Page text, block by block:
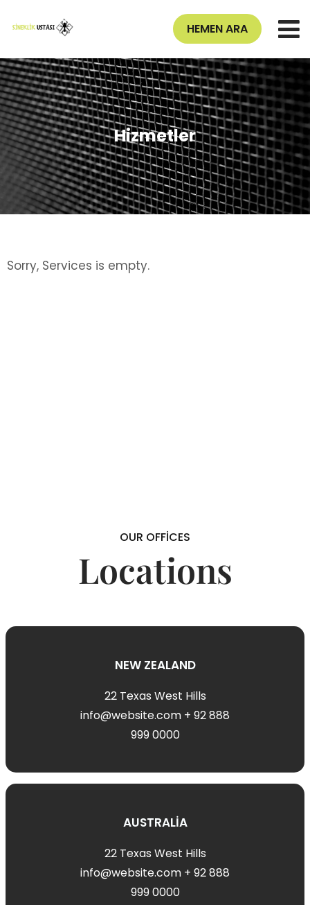
HEMEN ARA
Hizmetler
Sorry, Services is empty.
OUR OFFICES
Locations
NEW ZEALAND
22 Texas West Hills
info@website.com + 92 888
999 0000
AUSTRALIA
22 Texas West Hills
info@website.com + 92 888
999 0000